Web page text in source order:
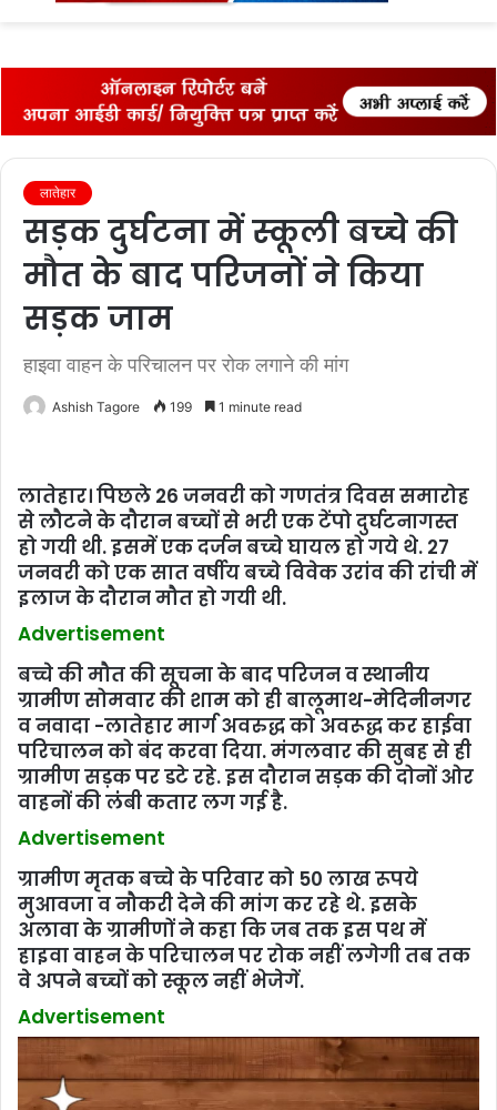
लातेहार
सड़क दुर्घटना में स्‍कूली बच्‍चे की
मौत के बाद परिजनों ने किया
सड़क जाम
हाइवा वाहन के परिचालन पर रोक लगाने की मांग
Ashish Tagore 199 1 minute read
लातेहार। पिछले 26 जनवरी को गणतंत्र दिवस समारोह
से लौटने के दौरान बच्‍चों से भरी एक टेंपो दुर्घटनागस्‍त
हो गयी थी. इसमें एक दर्जन बच्‍चे घायल हो गये थे. 27
जनवरी को एक सात वर्षीय बच्‍चे विवेक उरांव की रांची में
इलाज के दौरान मौत हो गयी थी.
Advertisement
बच्चे की मौत की सूचना के बाद परिजन व स्थानीय
ग्रामीण सोमवार की शाम को ही बालूमाथ-मेदिनीनगर
व नवादा -लातेहार मार्ग अवरुद्ध को अवरूद्ध कर हाईवा
परिचालन को बंद करवा दिया. मंगलवार की सुबह से ही
ग्रामीण सड़क पर डटे रहे. इस दौरान सड़क की दोनों ओर
वाहनों की लंंबी कतार लग गई है.
Advertisement
ग्रामीण मृतक बच्चे के परिवार को 50 लाख रूपये
मुआवजा व नौकरी देने की मांग कर रहे थे. इसके
अलावा के ग्रामीणों ने कहा कि जब तक इस पथ में
हाइवा वाहन के परिचालन पर रोक नहीं लगेगी तब तक
वे अपने बच्‍चों को स्‍कूल नहीं भेजेगें.
Advertisement